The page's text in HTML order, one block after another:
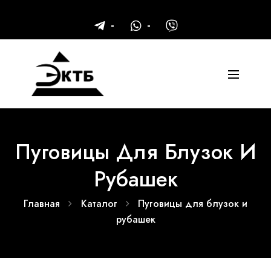
Пуговицы Для Блузок И
Рубашек
Главная Каталог
Пуговицы для блузок и
рубашек